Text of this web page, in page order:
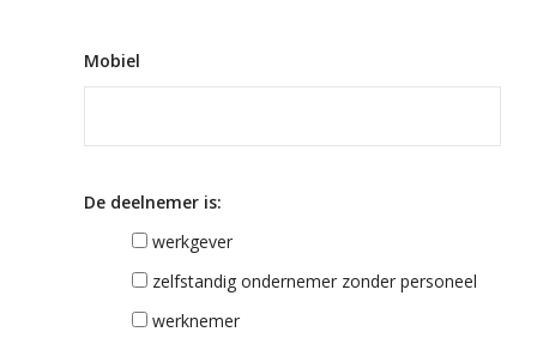
Mobiel
De deelnemer is:
werkgever
zelfstandig ondernemer zonder personeel
werknemer